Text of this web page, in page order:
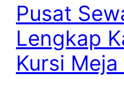
Pusat
Lengkap
Kursi